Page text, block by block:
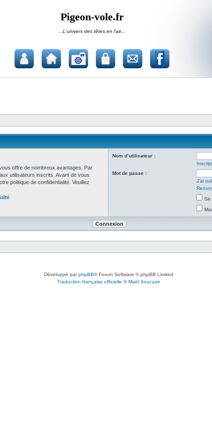
Pigeon-vole.fr
...L'univers des têtes en l'air...
offre de nombreux avantages. Par
utilisateurs inscrits. Avant de vous
politique de confidentialité. Veuillez
Nom d’utilisateur :
Mot de passe :
J’ai
Se
Développé parphpBB® Forum Software © phpBB Limited
Traduction française officielle ©Maël Soucaze